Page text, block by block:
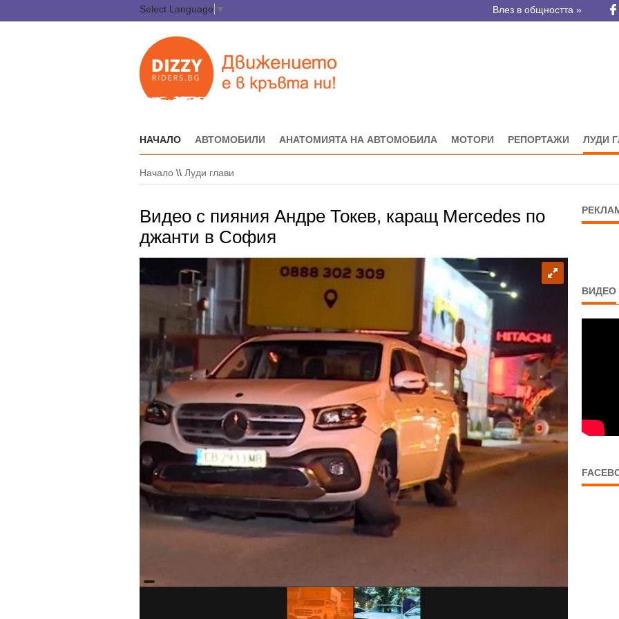
Select Language ▼ Влез в общността »
НАЧАЛО АВТОМОБИЛИ АНАТОМИЯТА НА АВТОМОБИЛА МОТОРИ РЕПОРТАЖИ ЛУДИ
Начало \\ Луди глави
Видео с пияния Андре Токев, каращ Mercedes по
джанти в София
ВИДЕО